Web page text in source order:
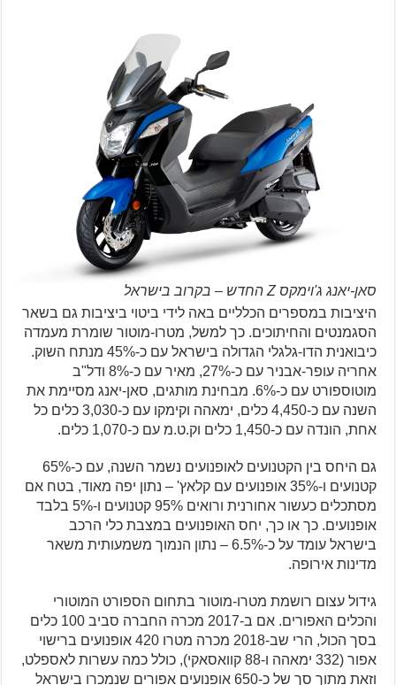
סאן-יאנג ג'וימקס Z החדש – בקרוב בישראל
היציבות במספרים הכלליים באה לידי ביטוי ביציבות גם בשאר
הסגמנטים והחיתוכים. כך למשל, מטרו-מוטור שומרת מעמדה
כיבואנית הדו-גלגלי הגדולה בישראל עם כ-45% מנתח השוק.
אחריה עופר-אבניר עם כ-27%, מאיר עם כ-8% ודל"ב
מוטוספורט עם כ-6%. מבחינת מותגים, סאן-יאנג מסיימת את
השנה עם כ-4,450 כלים, ימאהה וקימקו עם כ-3,030 כלים כל
אחת, הונדה עם כ-1,450 כלים וק.ט.מ עם כ-1,070 כלים.
גם היחס בין הקטנועים לאופנועים נשמר השנה, עם כ-65%
קטנועים ו-35% אופנועים עם קלאץ' – נתון יפה מאוד, בטח אם
מסתכלים כעשור אחורנית ורואים 95% קטנועים ו-5% בלבד
אופנועים. כך או כך, יחס האופנועים במצבת כלי הרכב
בישראל עומד על כ-6.5% – נתון הנמוך משמעותית משאר
מדינות אירופה.
גידול עצום רושמת מטרו-מוטור בתחום הספורט המוטורי
והכלים האפורים. אם ב-2017 מכרה החברה סביב 100 כלים
בסך הכול, הרי שב-2018 מכרה מטרו 420 אופנועים ברישוי
אפור (332 ימאהה ו-88 קוואסאקי), כולל כמה עשרות לאספלט,
וזאת מתוך סך של כ-650 אופנועים אפורים שנמכרו בישראל